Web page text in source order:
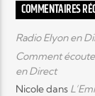
COMMENTAIRES
Radio Elyon en
Comment
en Direct
Nicoledans